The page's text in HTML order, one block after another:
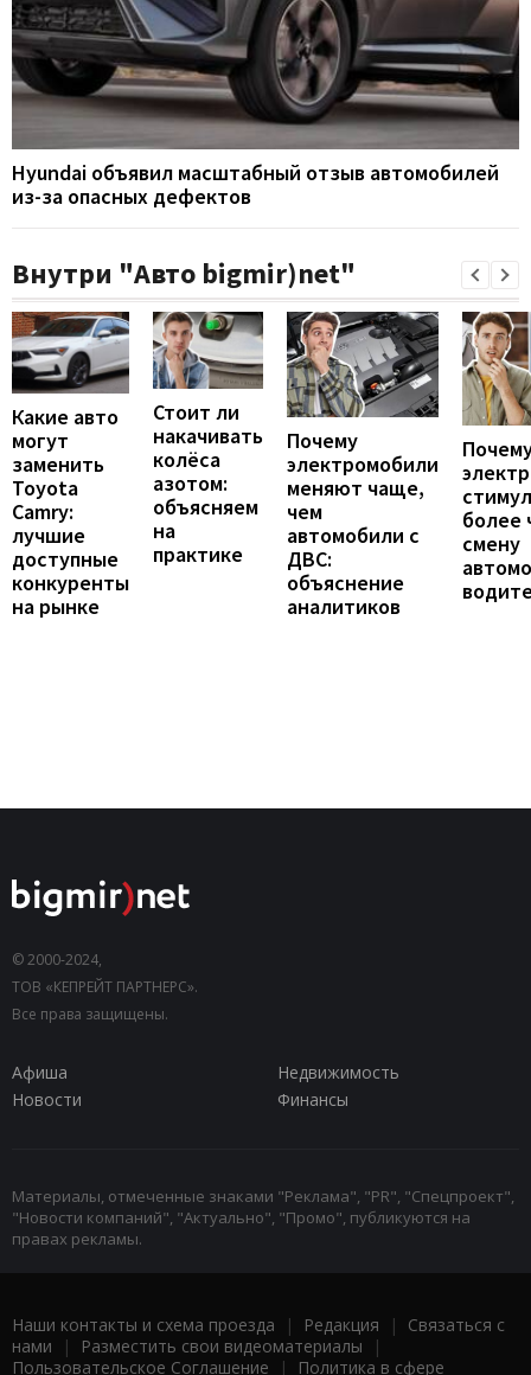
Hyundai объявил масштабный отзыв автомобилей
из-за опасных дефектов
Внутри "Авто bigmir)net"
Какие авто
могут
заменить
Toyota
Camry:
лучшие
доступные
конкуренты
на рынке
Стоит ли
накачивать
колёса
азотом:
объясняем
на
практике
Почему
электромобили
меняют чаще,
чем
автомобили с
ДВС:
объяснение
аналитиков
более
смену
© 2000-2024,
ТОВ «КЕПРЕЙТ ПАРТНЕРС».
Все права защищены.
Афиша
Недвижимость
Новости
Финансы
Материалы, отмеченные знаками "Реклама", "PR", "Спецпроект",
"Новости компаний", "Актуально", "Промо", публикуются на
правах рекламы.
Наши контакты и схема проезда | Редакция | Связаться с
нами | Разместить свои видеоматериалы |
Пользовательское Соглашение | Политика в сфере